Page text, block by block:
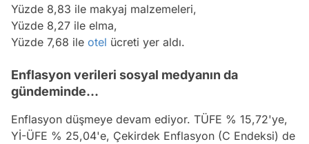
Yüzde 8,83 ile makyaj malzemeleri,
Yüzde 8,27 ile elma,
Yüzde 7,68 ile otel ücreti yer aldı.
Enflasyon verileri sosyal medyanın da
gündeminde...
Enflasyon düşmeye devam ediyor. TÜFE % 15,72'ye,
Yİ-ÜFE % 25,04'e, Çekirdek Enflasyon (C Endeksi) de